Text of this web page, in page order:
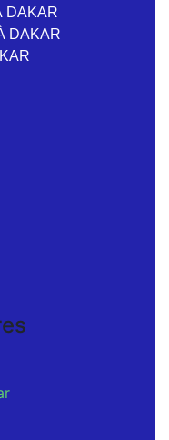
DAKAR
DAKAR